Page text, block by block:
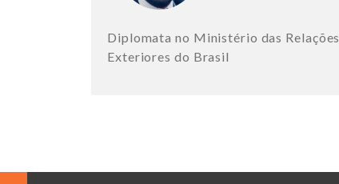
Diplomata no Ministério das Relações
Exteriores do Brasil